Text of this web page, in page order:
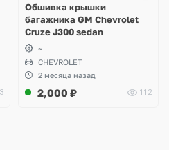
Обшивка крышки
багажника GM Chevrolet
Cruze J300 sedan
~
CHEVROLET
2 месяца назад
2,000 ₽ 112